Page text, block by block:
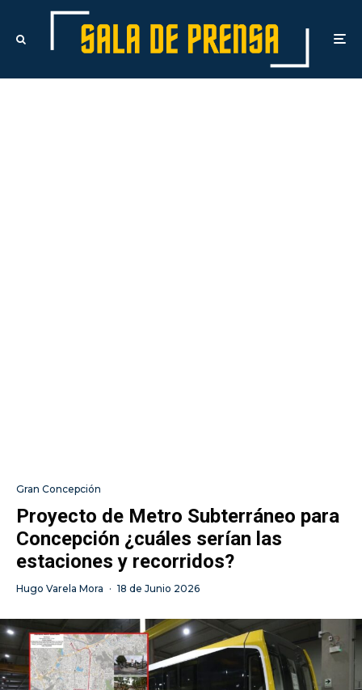
Gran Concepción
Proyecto de Metro Subterráneo para
Concepción ¿cuáles serían las
estaciones y recorridos?
Hugo Varela Mora · 18 de Junio 2026